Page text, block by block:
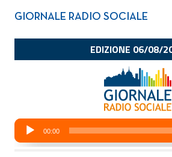
GIORNALE RADIO SOCIALE